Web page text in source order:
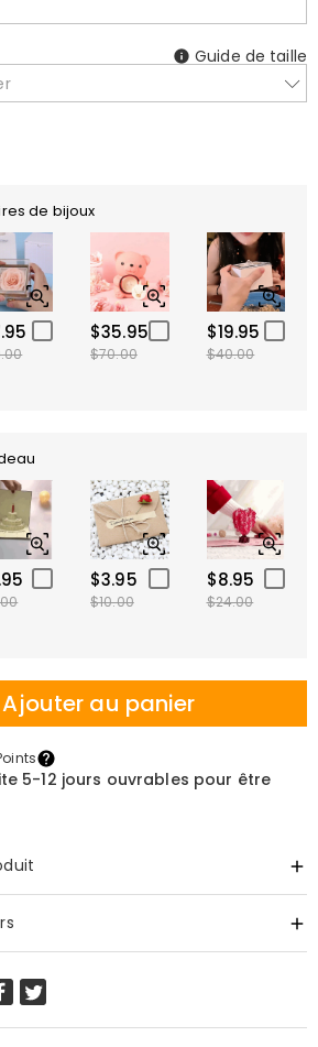
Guide de taille
de bijoux
$35.95
$70.00
$19.95
$40.00
$3.95
$10.00
$8.95
$24.00
Ajouter au panier
5-12 jours ouvrables pour être
Personnalisé pour
pour les Pistes
Produit
Jours ouvrables